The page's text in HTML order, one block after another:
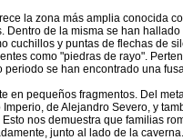
la zona más amplia conocida
Dentro de la misma se han
cuchillos y puntas de flechas de
como "piedras de rayo".
se han encontrado una
en pequeños fragmentos. Del
de Alejandro Severo, y
nos demuestra que familias
junto al lado de la caverna.